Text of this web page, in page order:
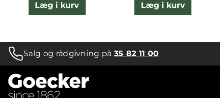
Læg i kurv Læg i kurv
Salg og rådgivning på35 82 11 00